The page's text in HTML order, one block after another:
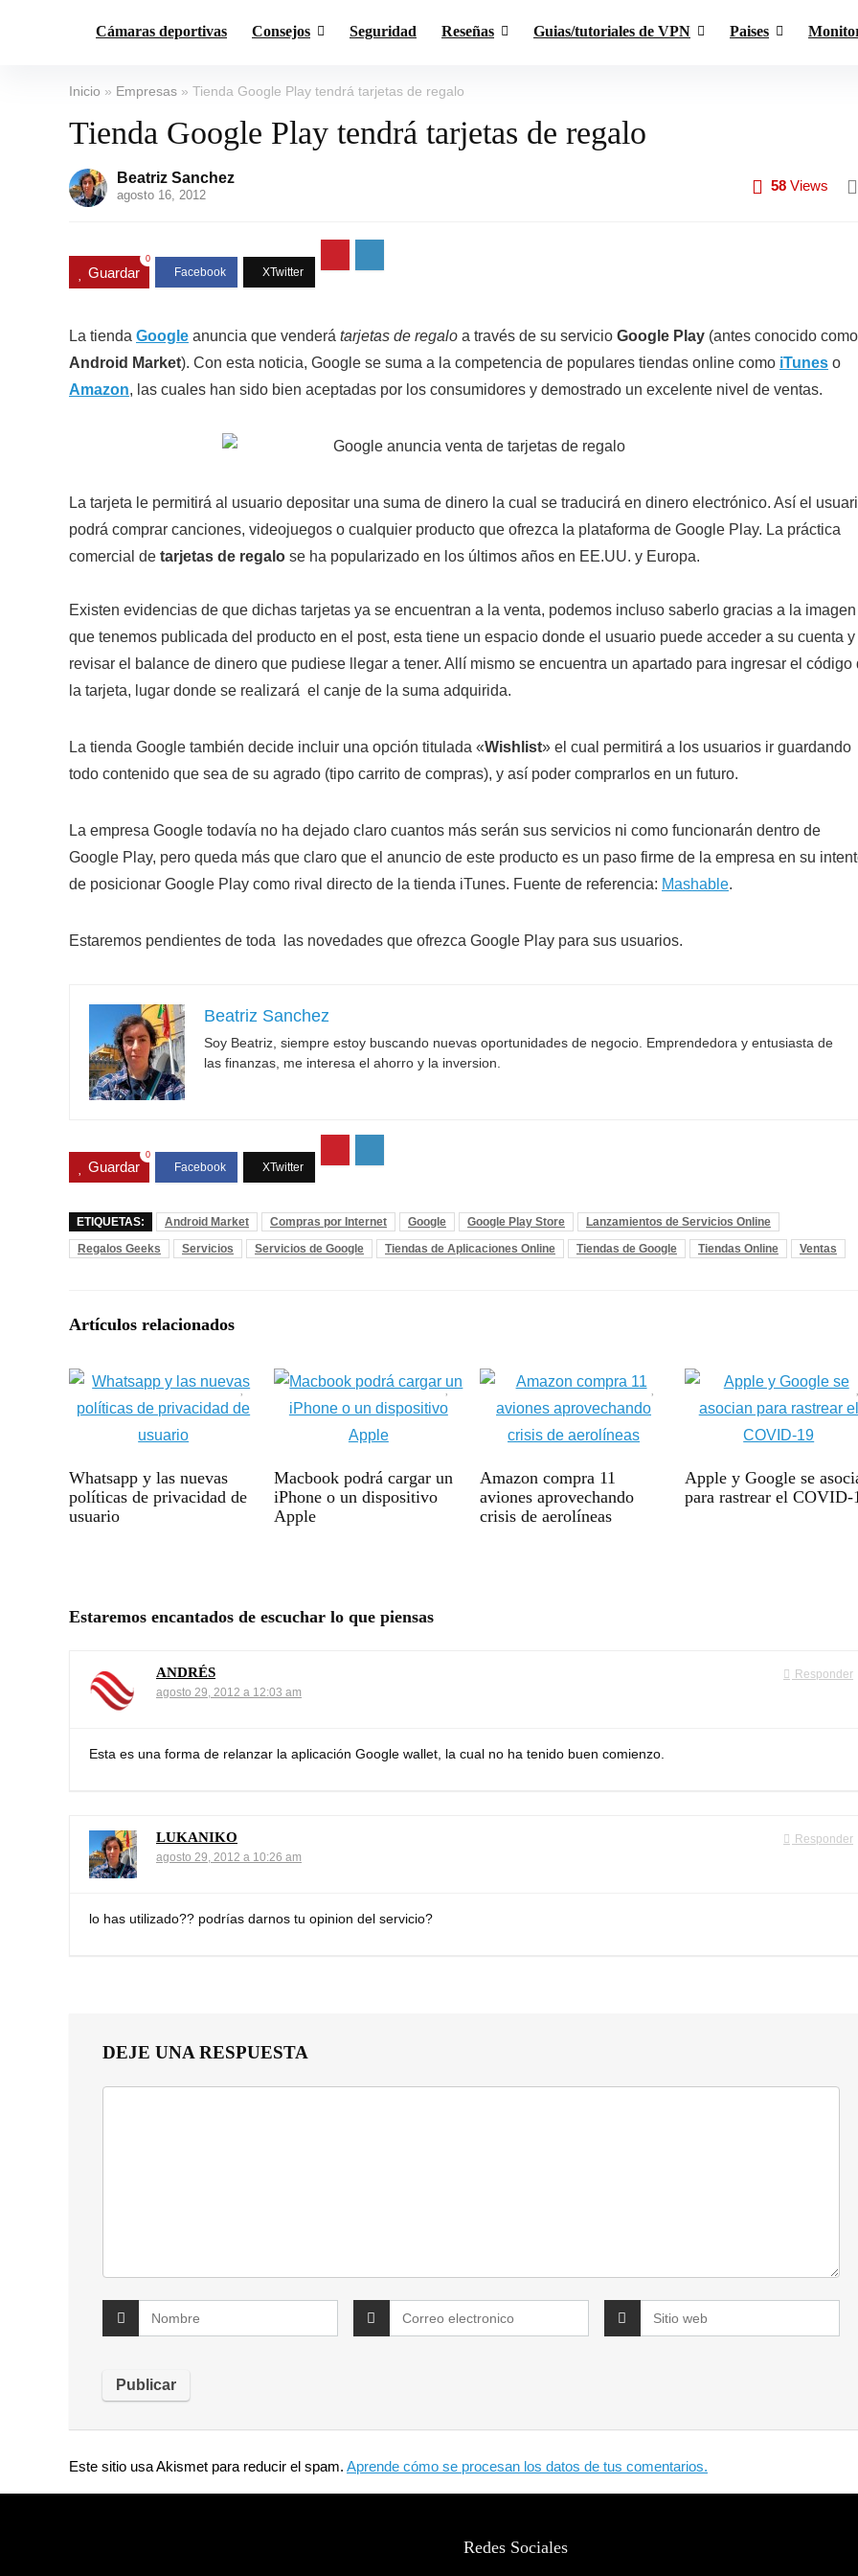
Cámaras deportivas Consejos Seguridad Reseñas Guias/tutoriales de VPN Paises
Inicio » Empresas » Tienda Google Play tendrá tarjetas de regalo
Tienda Google Play tendrá tarjetas de regalo
Beatriz Sanchez
agosto 16, 2012
58 Views
Guardar
0
La tienda Google anuncia que venderá tarjetas de regalo a través de su servicio Google Play (antes conocido como
Android Market). Con esta noticia, Google se suma a la competencia de populares tiendas online como iTunes o
Amazon, las cuales han sido bien aceptadas por los consumidores y demostrado un excelente nivel de ventas.
La tarjeta le permitirá al usuario depositar una suma de dinero la cual se traducirá en dinero electrónico. Así el
podrá comprar canciones, videojuegos o cualquier producto que ofrezca la plataforma de Google Play. La práctica
comercial de tarjetas de regalo se ha popularizado en los últimos años en EE.UU. y Europa.
Existen evidencias de que dichas tarjetas ya se encuentran a la venta, podemos incluso saberlo gracias a la imagen
que tenemos publicada del producto en el post, esta tiene un espacio donde el usuario puede acceder a su cuenta y
revisar el balance de dinero que pudiese llegar a tener. Allí mismo se encuentra un apartado para ingresar el código
la tarjeta, lugar donde se realizará el canje de la suma adquirida.
La tienda Google también decide incluir una opción titulada «Wishlist» el cual permitirá a los usuarios ir guardando
todo contenido que sea de su agrado (tipo carrito de compras), y así poder comprarlos en un futuro.
La empresa Google todavía no ha dejado claro cuantos más serán sus servicios ni como funcionarán dentro de
Google Play, pero queda más que claro que el anuncio de este producto es un paso firme de la empresa en su
de posicionar Google Play como rival directo de la tienda iTunes. Fuente de referencia: Mashable.
Estaremos pendientes de toda las novedades que ofrezca Google Play para sus usuarios.
Beatriz Sanchez
Soy Beatriz, siempre estoy buscando nuevas oportunidades de negocio. Emprendedora y entusiasta de
las finanzas, me interesa el ahorro y la inversion.
Guardar
0
ETIQUETAS: Android Market Compras por Internet Google Google Play Store
Lanzamientos de Servicios Online
Regalos Geeks
Servicios Servicios de Google Tiendas de Aplicaciones Online Tiendas de Google Tiendas Online Ventas
Artículos relacionados
Whatsapp y las nuevas
políticas de privacidad de
usuario
Macbook podrá cargar un
iPhone o un dispositivo
Apple
Amazon compra 11
aviones aprovechando
crisis de aerolíneas
Apple y Google se
para rastrear el COVID-
Estaremos encantados de escuchar lo que piensas
Responder
ANDRÉS
agosto 29, 2012 a 12:03 am
Esta es una forma de relanzar la aplicación Google wallet, la cual no ha tenido buen comienzo.
Responder
LUKANIKO
agosto 29, 2012 a 10:26 am
lo has utilizado?? podrías darnos tu opinion del servicio?
DEJE UNA RESPUESTA
Este sitio usa Akismet para reducir el spam. Aprende cómo se procesan los datos de tus comentarios.
Redes Sociales